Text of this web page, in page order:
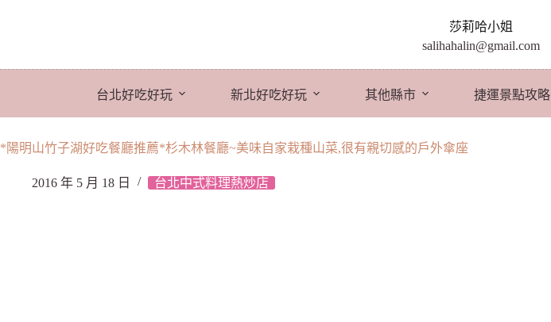
要
莎莉哈小姐
salihahalin@gmail.com
台北好吃好玩 新北好吃好玩 其他縣市 捷運景點攻略
*陽明山竹子湖好吃餐廳推薦*杉木林餐廳~美味自家栽種山菜,很有親切感的戶外傘座
2016 年 5 月 18 日 台北中式料理熱炒店